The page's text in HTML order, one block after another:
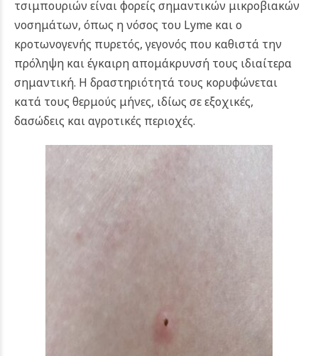
τσιμπουριών είναι φορείς σημαντικών μικροβιακών
νοσημάτων, όπως η νόσος του Lyme και ο
κροτωνογενής πυρετός, γεγονός που καθιστά την
πρόληψη και έγκαιρη απομάκρυνσή τους ιδιαίτερα
σημαντική. Η δραστηριότητά τους κορυφώνεται
κατά τους θερμούς μήνες, ιδίως σε εξοχικές,
δασώδεις και αγροτικές περιοχές.